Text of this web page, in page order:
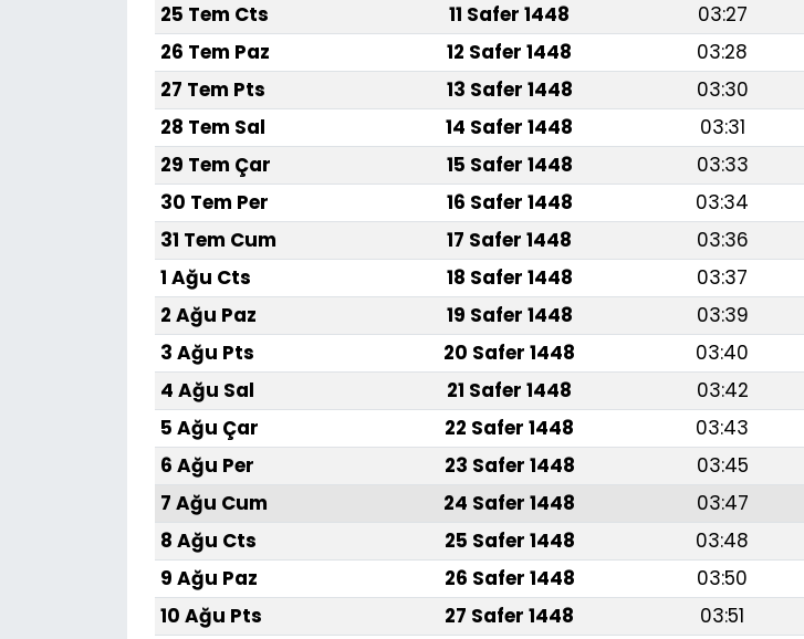
25 Tem Cts
11 Safer 1448 03:27
26 Tem Paz
12 Safer 1448 03:28
27 Tem Pts
13 Safer 1448 03:30
28 Tem Sal
14 Safer 1448 03:31
29 Tem Çar
15 Safer 1448 03:33
30 Tem Per
16 Safer 1448 03:34
31 Tem Cum
17 Safer 1448 03:36
1 Ağu Cts
18 Safer 1448 03:37
2 Ağu Paz
19 Safer 1448 03:39
3 Ağu Pts
20 Safer 1448 03:40
4 Ağu Sal
21 Safer 1448 03:42
5 Ağu Çar
22 Safer 1448 03:43
6 Ağu Per
23 Safer 1448 03:45
7 Ağu Cum
24 Safer 1448 03:47
8 Ağu Cts
25 Safer 1448 03:48
9 Ağu Paz
26 Safer 1448 03:50
10 Ağu Pts
27 Safer 1448 03:51